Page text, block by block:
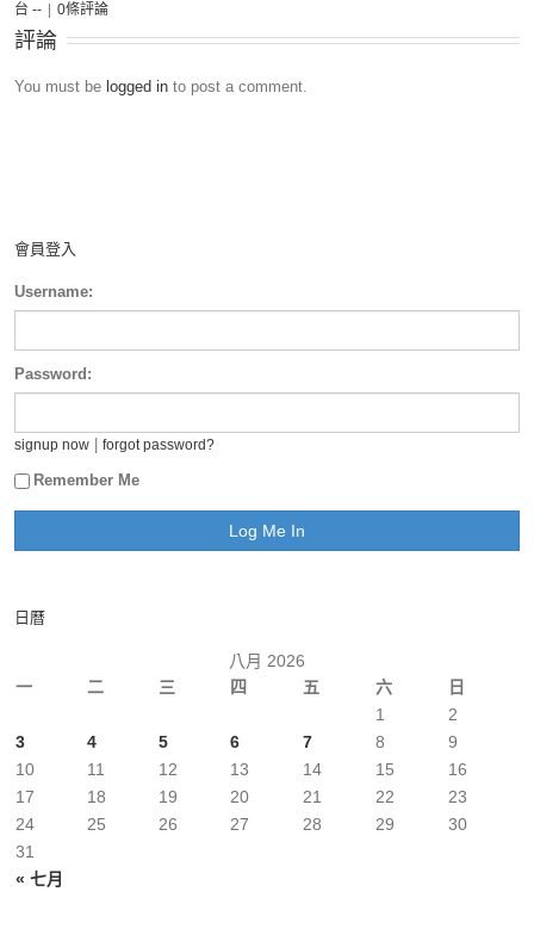
台 -- 0條評論
評論
You must be logged in to post a comment.
會員登入
Username:
Password:
signup now forgot password?
Remember Me
日曆
八月 2026
一
二 三 四 五 六 日
« 七月
1
2
3
4 5 6 7 8
9
10
11 12 13 14 15
16
17
18 19 20 21 22
23
24
25 26 27 28 29
30
31